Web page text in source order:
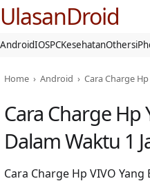
UlasanDroid
AndroidIOSPCKesehatanOthers
Home › Android › Cara Charge
Cara Charge Hp
Dalam Waktu 1
Cara Charge Hp VIVO